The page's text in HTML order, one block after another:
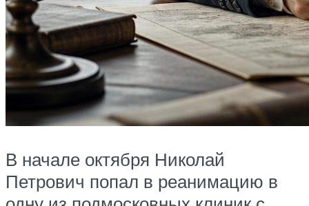
В начале октября Николай
Петрович попал в реанимацию в